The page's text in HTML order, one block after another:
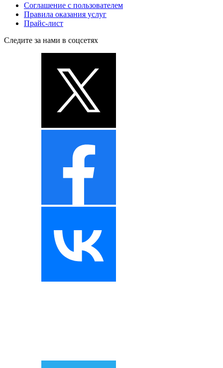
Соглашение с пользователем
Правила оказания услуг
Прайс-лист
Следите за нами в соцсетях